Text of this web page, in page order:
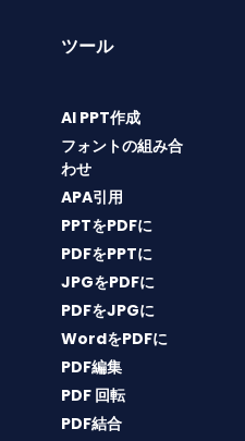
ツール
AI PPT作成
フォントの組み合
わせ
APA引用
PPTをPDFに
PDFをPPTに
JPGをPDFに
PDFをJPGに
WordをPDFに
PDF編集
PDF 回転
PDF結合